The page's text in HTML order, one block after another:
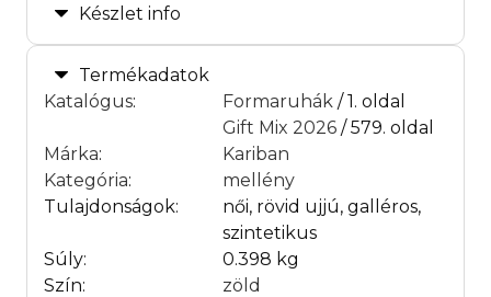
Készlet info
Termékadatok
Katalógus: Formaruhák / 1. oldal
Gift Mix 2026 / 579. oldal
Márka:
Kariban
Kategória:
mellény
Tulajdonságok:
női, rövid ujjú, galléros,
szintetikus
Súly:
0.398 kg
Szín:
zöld